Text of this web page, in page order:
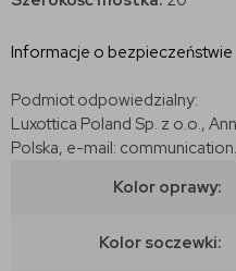
Informacje o bezpieczeństwie
Podmiot odpowiedzialny:
Luxottica Poland Sp. z o.o.,
Polska, e-mail:
Kolor oprawy:
Kolor soczewki: